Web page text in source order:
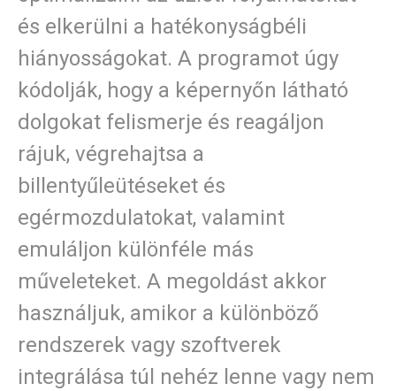
és elkerülni a hatékonyságbéli
hiányosságokat. A programot úgy
kódolják, hogy a képernyőn látható
dolgokat felismerje és reagáljon
rájuk, végrehajtsa a
billentyűleütéseket és
egérmozdulatokat, valamint
emuláljon különféle más
műveleteket. A megoldást akkor
használjuk, amikor a különböző
rendszerek vagy szoftverek
integrálása túl nehéz lenne vagy nem